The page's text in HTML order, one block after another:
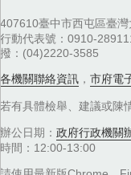
407610臺中市西屯區臺
行動代表號：0910-
撥：(04)2220-3585
各機關聯絡資訊 ， 市府電
若有具體檢舉、建議或陳
辦公日期： 政府行政機關
時間：12:00-13:00